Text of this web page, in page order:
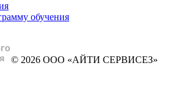
обучения
© 2026 ООО «АЙТИ СЕРВИСЕЗ»